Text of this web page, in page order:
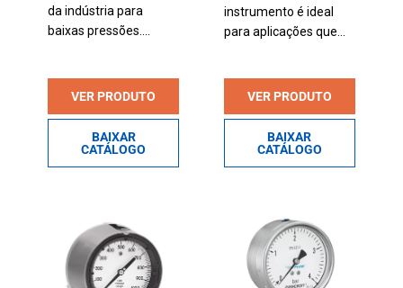
da indústria para
baixas pressões....
VER PRODUTO
BAIXAR
CATÁLOGO
instrumento é ideal
para aplicações que...
VER PRODUTO
BAIXAR
CATÁLOGO